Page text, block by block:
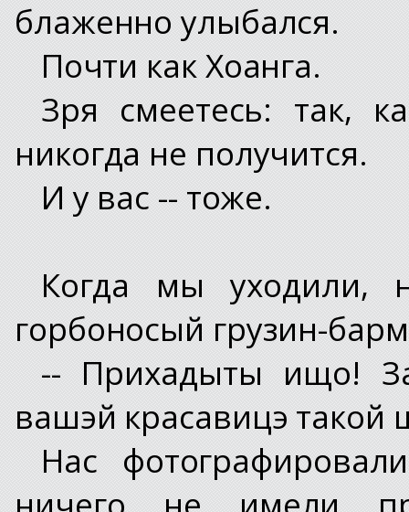
блаженно улыбался.
Почти как Хоанга.
Зря смеетесь: так,
никогда не получится.
И у вас -- тоже.
Когда мы уходили,
горбоносый грузин-
-- Прихадыты ищо!
вашэй красавицэ
Нас